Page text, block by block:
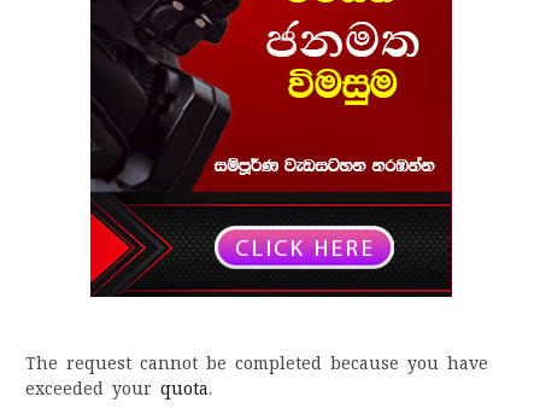
The request cannot be completed because you have
exceeded your quota.